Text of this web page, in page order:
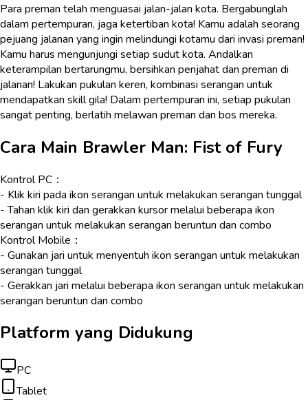
Para preman telah menguasai jalan-jalan kota. Bergabunglah
dalam pertempuran, jaga ketertiban kota! Kamu adalah seorang
pejuang jalanan yang ingin melindungi kotamu dari invasi preman!
Kamu harus mengunjungi setiap sudut kota. Andalkan
keterampilan bertarungmu, bersihkan penjahat dan preman di
jalanan! Lakukan pukulan keren, kombinasi serangan untuk
mendapatkan skill gila! Dalam pertempuran ini, setiap pukulan
sangat penting, berlatih melawan preman dan bos mereka.
Cara Main Brawler Man: Fist of Fury
Kontrol PC：
- Klik kiri pada ikon serangan untuk melakukan serangan tunggal
- Tahan klik kiri dan gerakkan kursor melalui beberapa ikon
serangan untuk melakukan serangan beruntun dan combo
Kontrol Mobile：
- Gunakan jari untuk menyentuh ikon serangan untuk melakukan
serangan tunggal
- Gerakkan jari melalui beberapa ikon serangan untuk melakukan
serangan beruntun dan combo
Platform yang Didukung
PC
Tablet